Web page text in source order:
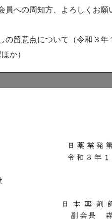
への周知方、よろしくお願
留意点について（令和３年
か）